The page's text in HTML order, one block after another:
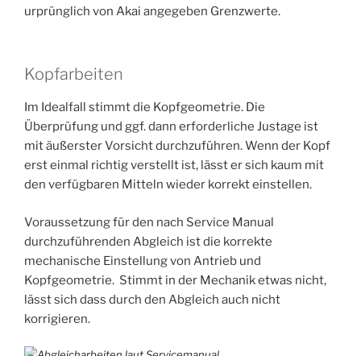
urprünglich von Akai angegeben Grenzwerte.
Kopfarbeiten
Im Idealfall stimmt die Kopfgeometrie. Die
Überprüfung und ggf. dann erforderliche Justage ist
mit äußerster Vorsicht durchzuführen. Wenn der Kopf
erst einmal richtig verstellt ist, lässt er sich kaum mit
den verfügbaren Mitteln wieder korrekt einstellen.
Voraussetzung für den nach Service Manual
durchzuführenden Abgleich ist die korrekte
mechanische Einstellung von Antrieb und
Kopfgeometrie. Stimmt in der Mechanik etwas nicht,
lässt sich dass durch den Abgleich auch nicht
korrigieren.